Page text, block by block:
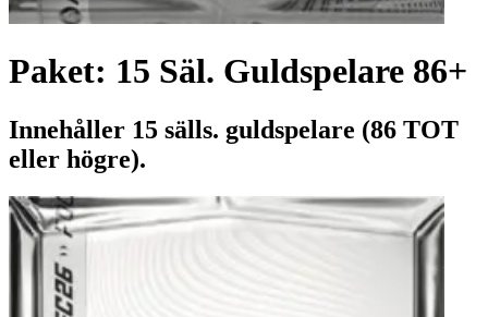
Paket: 15 Säl. Guldspelare 86+
Innehåller 15 sälls. guldspelare (86 TOT
eller högre).